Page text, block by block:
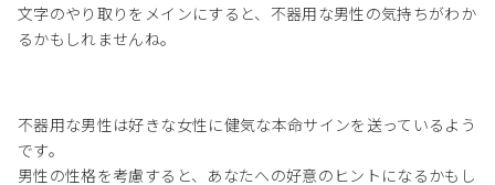
文字のやり取りをメインにすると、不器用な男性の気持ちがわか
るかもしれませんね。
不器用な男性は好きな女性に健気な本命サインを送っているよう
です。
男性の性格を考慮すると、あなたへの好意のヒントになるかもし